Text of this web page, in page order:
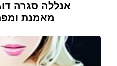
אנללה סגרה
מאמנת